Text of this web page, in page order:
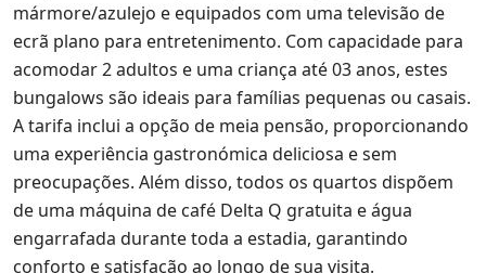
mármore/azulejo e equipados com uma televisão de
ecrã plano para entretenimento. Com capacidade para
acomodar 2 adultos e uma criança até 03 anos, estes
bungalows são ideais para famílias pequenas ou casais.
A tarifa inclui a opção de meia pensão, proporcionando
uma experiência gastronómica deliciosa e sem
preocupações. Além disso, todos os quartos dispõem
de uma máquina de café Delta Q gratuita e água
engarrafada durante toda a estadia, garantindo
conforto e satisfação ao longo de sua visita.